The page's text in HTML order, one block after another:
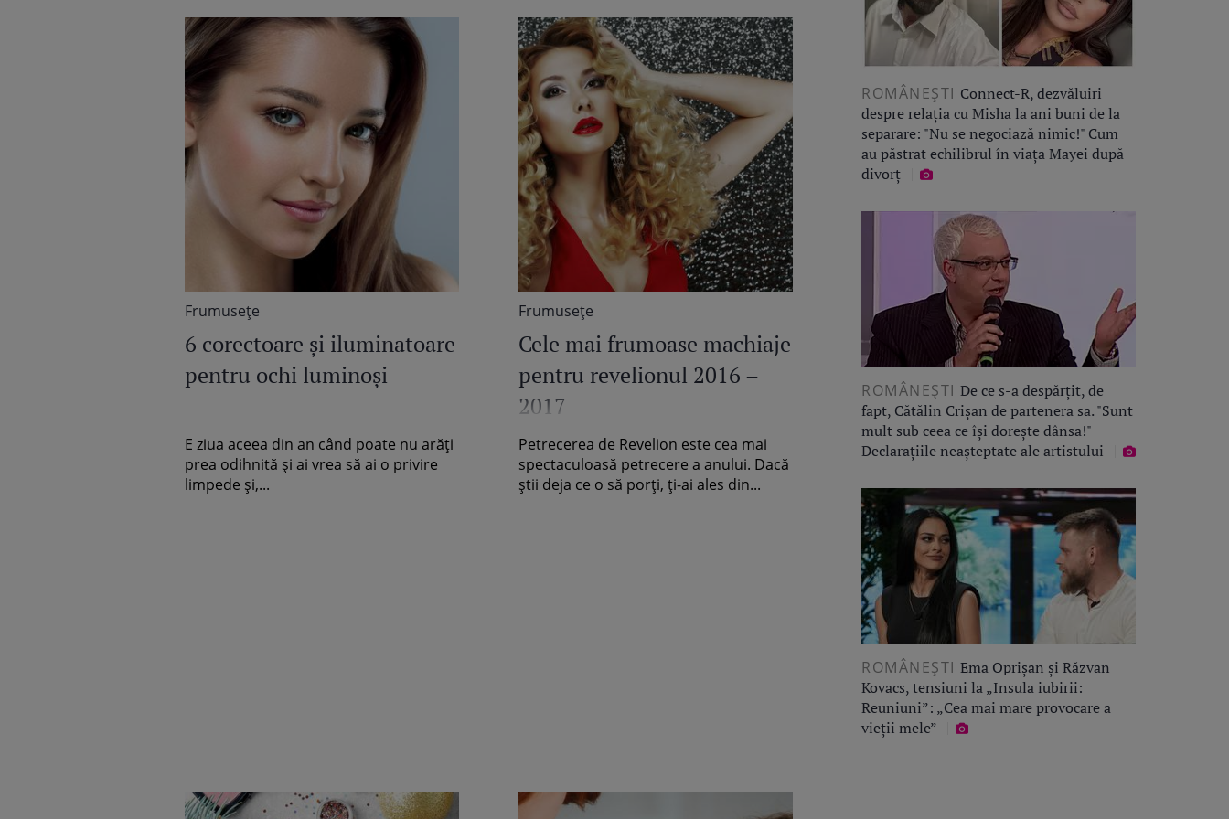
Frumuseţe
6 corectoare și iluminatoare
pentru ochi luminoși
E ziua aceea din an când poate nu arăți
prea odihnită și ai vrea să ai o privire
limpede și,...
Frumuseţe
Cele mai frumoase machiaje
pentru revelionul 2016 –
2017
Petrecerea de Revelion este cea mai
spectaculoasă petrecere a anului. Dacă
știi deja ce o să porți, ți-ai ales din...
ROMÂNEŞTI Connect-R, dezvăluiri
despre relația cu Misha la ani buni de la
separare: "Nu se negociază nimic!" Cum
au păstrat echilibrul în viața Mayei după
divorț
ROMÂNEŞTI De ce s-a despărțit, de
fapt, Cătălin Crișan de partenera sa. "Sunt
mult sub ceea ce își dorește dânsa!"
Declarațiile neașteptate ale artistului
ROMÂNEŞTI Ema Oprișan și Răzvan
Kovacs, tensiuni la „Insula iubirii:
Reuniuni”: „Cea mai mare provocare a
vieții mele”